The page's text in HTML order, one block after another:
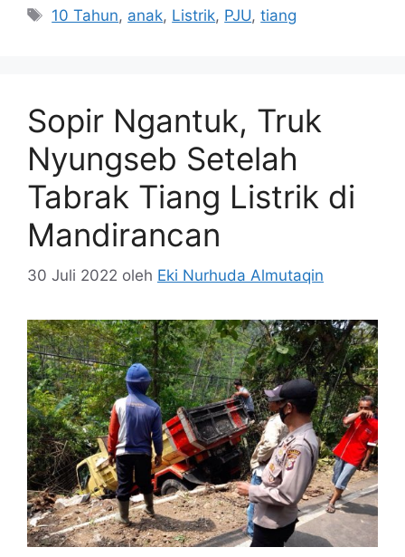
Tag
10 Tahun, anak, Listrik, PJU,tiang
Sopir Ngantuk, Truk
Nyungseb Setelah
Tabrak Tiang Listrik di
Mandirancan
30 Juli 2022 oleh Eki Nurhuda Almutaqin